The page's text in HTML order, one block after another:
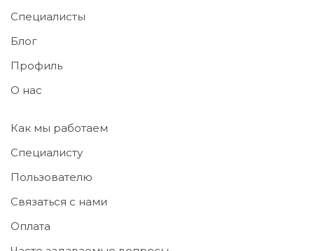
Специалисты
Блог
Профиль
О нас
Как мы работаем
Специалисту
Пользователю
Связаться с нами
Оплата